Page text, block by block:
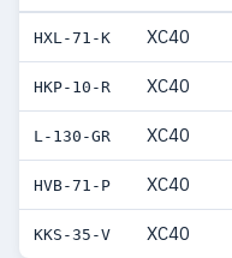
HXL-71-K XC40
HKP-10-R XC40
L-130-GR XC40
HVB-71-P XC40
KKS-35-V XC40